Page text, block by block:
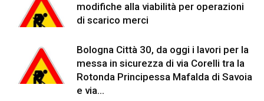
modifiche alla viabilità per operazioni
di scarico merci
Bologna Città 30, da oggi i lavori per la
messa in sicurezza di via Corelli tra la
Rotonda Principessa Mafalda di Savoia
e via...